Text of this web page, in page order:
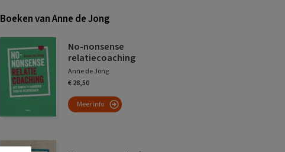
Boeken van Anne de Jong
No-nonsense
relatiecoaching
Anne de Jong
€ 28,50
Meer info